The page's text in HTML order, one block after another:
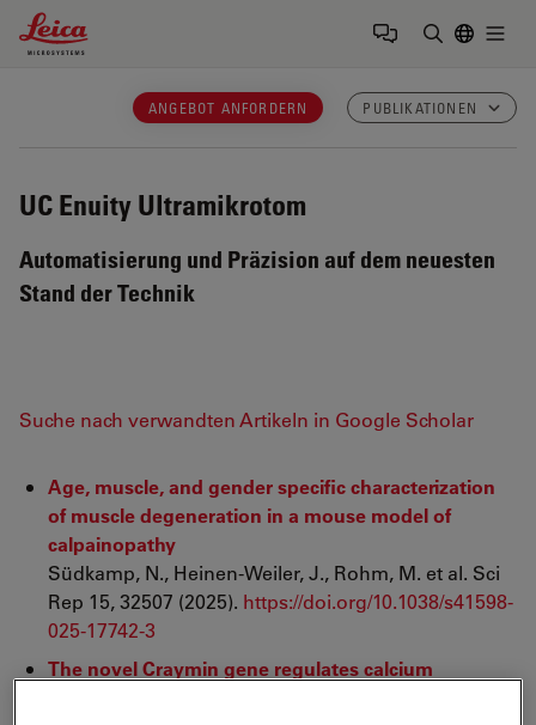
Leica Microsystems Logo
ANGEBOT ANFORDERN PUBLIKATIONEN
UC Enuity Ultramikrotom
Automatisierung und Präzision auf dem neuesten
Stand der Technik
Suche nach verwandten Artikeln in Google Scholar
Age, muscle, and gender specific characterization
of muscle degeneration in a mouse model of
calpainopathy
Südkamp, N., Heinen-Weiler, J., Rohm, M. et al. Sci
Rep 15, 32507 (2025). https://doi.org/10.1038/s41598-
025-17742-3
The novel Craymin gene regulates calcium